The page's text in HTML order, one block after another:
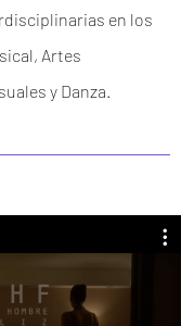
en los
Artes
y Danza.